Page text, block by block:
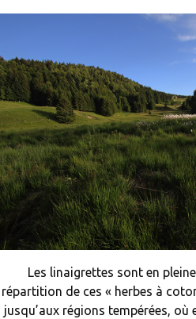
Les linaigrettes sont en
répartition de ces « herbes à
jusqu’aux régions tempérées,